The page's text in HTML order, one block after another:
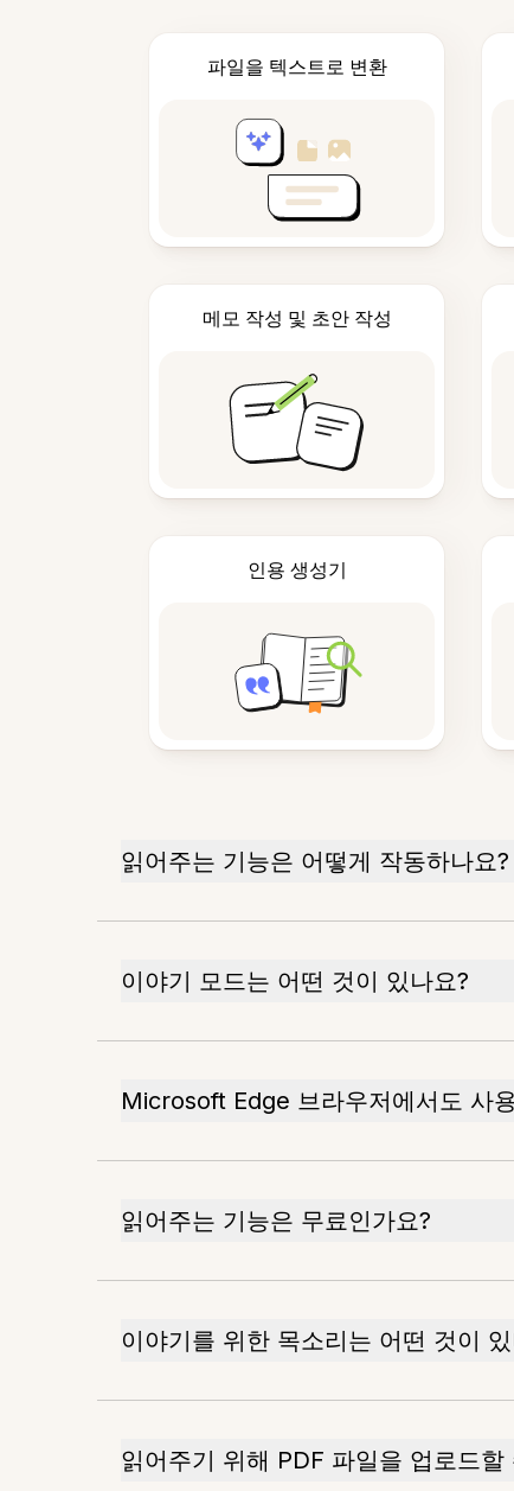
파일을 텍스트로 변환
메모 작성 및 초안 작성
인용 생성기
읽어주는 기능은 어떻게 작동하나요?
이야기 모드는 어떤 것이 있나요?
Microsoft Edge 브라우저에서도 사
읽어주는 기능은 무료인가요?
이야기를 위한 목소리는 어떤 것이
읽어주기 위해 PDF 파일을 업로드할